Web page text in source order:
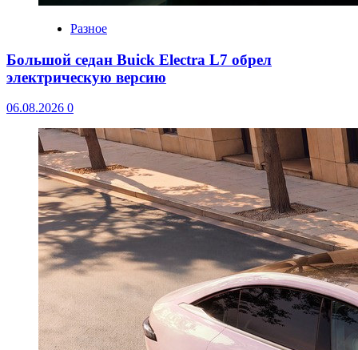
Разное
Большой седан Buick Electra L7 обрел
электрическую версию
06.08.2026 0